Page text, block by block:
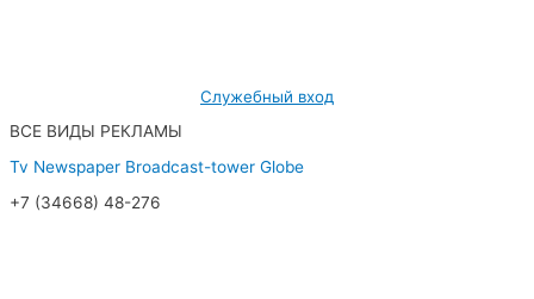
Служебный вход
ВСЕ ВИДЫ РЕКЛАМЫ
Tv Newspaper Broadcast-tower Globe
+7 (34668) 48-276